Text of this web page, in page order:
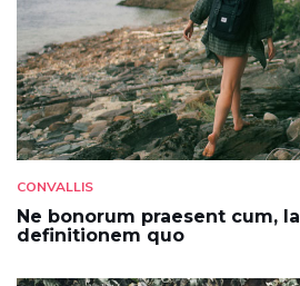
CONVALLIS
Ne bonorum praesent cum,
definitionem quo